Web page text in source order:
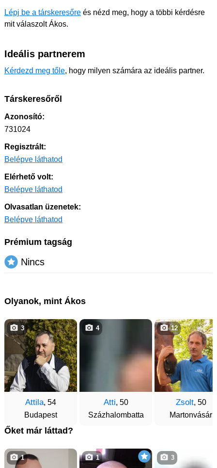
Lépj be a társkeresőre és nézd meg, hogy a többi kérdésre
mit válaszolt Ákos.
Ideális partnerem
Kérdezd meg tőle, hogy milyen számára az ideális partner.
Társkeresőről
Azonosító:
731024
Regisztrált:
Belépve láthatod
Elérhető volt:
Belépve láthatod
Olvasatlan üzenetek:
Belépve láthatod
Prémium tagság
Nincs
Olyanok, mint Ákos
Attila, 54
Budapest
3
Atti, 50
Százhalombatta
4
Zsolt, 50
Martonvásár
12
Őket már láttad?
1 1 3